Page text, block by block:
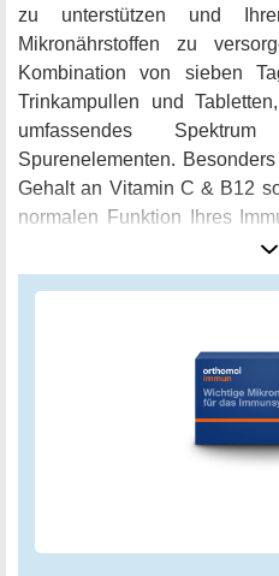
zu unterstützen und
Mikronährstoffen zu
Kombination von sieben
Trinkampullen und
umfassendes
Spurenelementen.
Gehalt an Vitamin C & B12
normalen Funktion Ihres
die Einnahme von
Tabletten können Sie
unterstützen. Das Produkt
kann einfach in Ihre
nehmen Sie einfach täglich
zu oder nach einer